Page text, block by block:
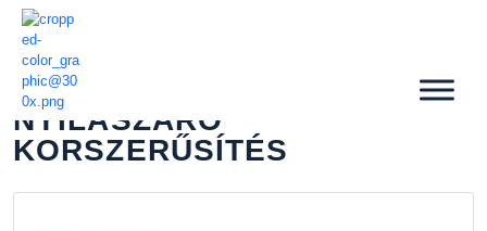
NYÍLÁSZÁRÓ
KORSZERŰSÍTÉS